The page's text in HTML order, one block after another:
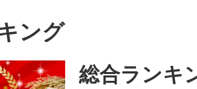
ング
総合ランキ